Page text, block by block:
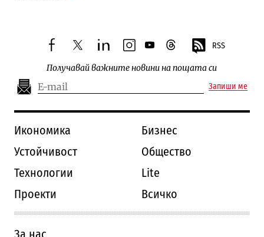
facebooktwitterlinkedininstagram
youtubethreads RSS
Получавай важните новини на пощата си
Запиши ме
Икономика
Бизнес
Устойчивост
Общество
Технологии
Lite
Проекти
Всичко
За нас